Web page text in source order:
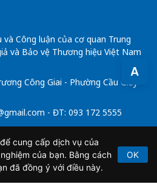
A
Công luận của cơ quan Trung
và Bảo vệ Thương hiệu Việt Nam
Công Giai - Phường Cầu Giấy -
- ĐT: 093 172 5555
điện tử số 64/GP-BTTTT do Bộ
ngày 21/2/2020.
cung cấp dịch vụ của
của bạn. Bằng cách
đã đồng ý với điều này.
OK